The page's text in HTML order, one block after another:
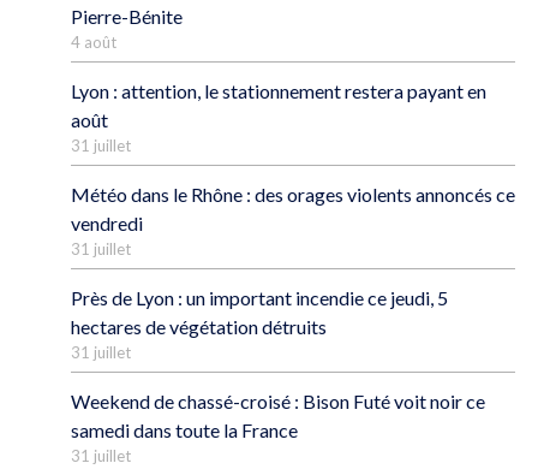
Pierre-Bénite
4 août
Lyon : attention, le stationnement restera payant en
août
31 juillet
Météo dans le Rhône : des orages violents annoncés ce
vendredi
31 juillet
Près de Lyon : un important incendie ce jeudi, 5
hectares de végétation détruits
31 juillet
Weekend de chassé-croisé : Bison Futé voit noir ce
samedi dans toute la France
31 juillet